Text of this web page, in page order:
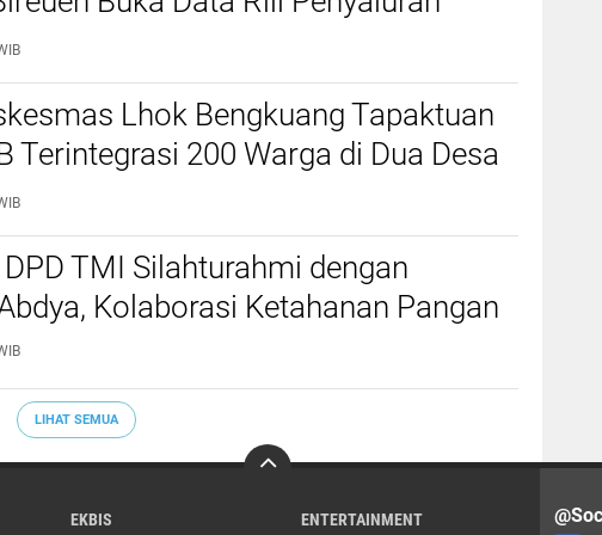
Lhok Bengkuang Tapaktuan
Terintegrasi 200 Warga di Dua Desa
Kesehatan Gratis
TMI Silahturahmi dengan
Kolaborasi Ketahanan Pangan
LIHAT SEMUA
EKBIS ENTERTAINMENT